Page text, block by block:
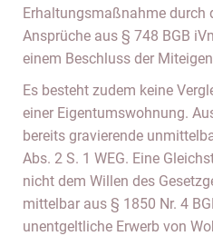
Erhaltungsmaßnahme durch
Ansprüche aus § 748 BGB
einem Beschluss der
Es besteht zudem keine
einer Eigentumswohnung.
bereits gravierende
Abs. 2 S. 1 WEG. Eine
nicht dem Willen des
mittelbar aus § 1850 Nr. 4
unentgeltliche Erwerb von